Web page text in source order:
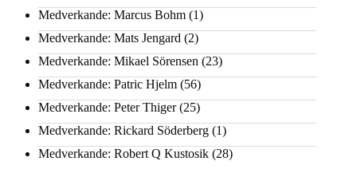
Medverkande: Marcus Bohm (1)
Medverkande: Mats Jengard (2)
Medverkande: Mikael Sörensen (23)
Medverkande: Patric Hjelm (56)
Medverkande: Peter Thiger(25)
Medverkande: Rickard Söderberg (1)
Medverkande: Robert Q Kustosik (28)